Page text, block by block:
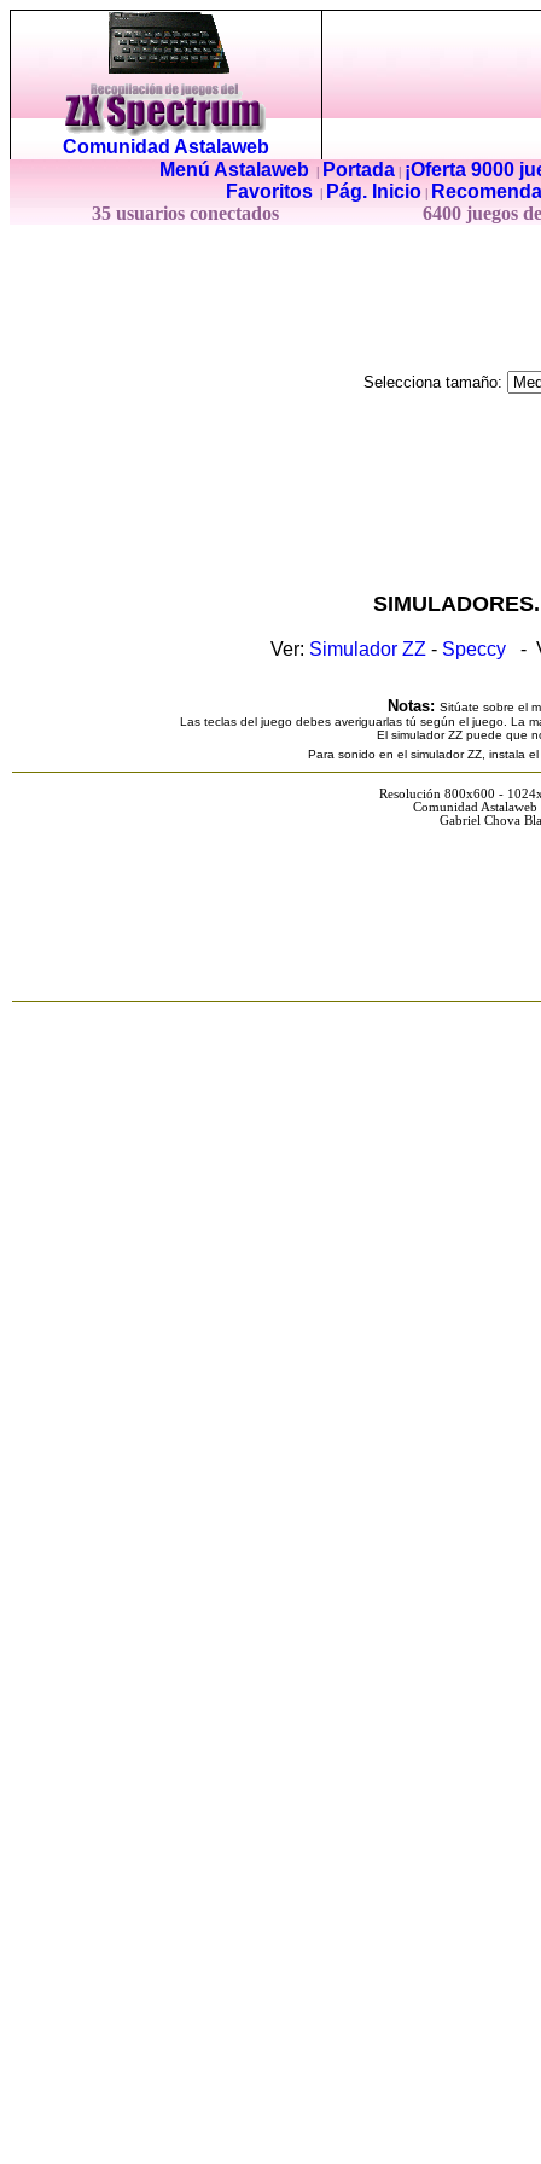
Comunidad Astalaweb
Menú Astalaweb| Portada|
¡Oferta 9000
Favoritos
Pág. Inicio
35 usuarios conectados
6400 juegos
Selecciona tamaño:
Ver: Simulador ZZ - Speccy -
Notas: Sitúate sobre el
Las teclas del juego debes averiguarlas tú según el juego. La
El simulador ZZ puede que
Para sonido en el simulador ZZ, instala
Resolución 800x600 -
Comunidad
Gabriel Chova